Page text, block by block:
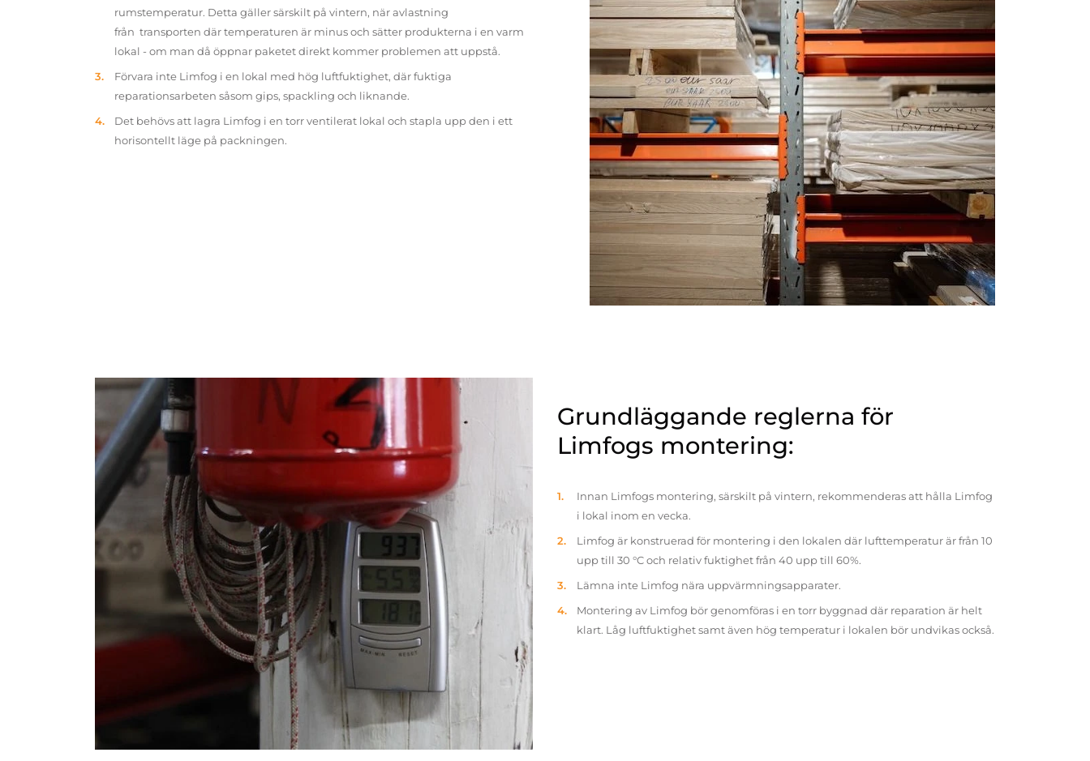
rumstemperatur. Detta gäller särskilt på vintern, när avlastning
från transporten där temperaturen är minus och sätter produkterna i en varm
lokal - om man då öppnar paketet direkt kommer problemen att uppstå.
Förvara inte Limfog i en lokal med hög luftfuktighet, där fuktiga
reparationsarbeten såsom gips, spackling och liknande.
Det behövs att lagra Limfog i en torr ventilerat lokal och stapla upp den i ett
horisontellt läge på packningen.
Grundläggande reglerna för
Limfogs montering:
Innan Limfogs montering, särskilt på vintern, rekommenderas att hålla Limfog
i lokal inom en vecka.
Limfog är konstruerad för montering i den lokalen där lufttemperatur är från 10
upp till 30 °C och relativ fuktighet från 40 upp till 60%.
Lämna inte Limfog nära uppvärmningsapparater.
Montering av Limfog bör genomföras i en torr byggnad där reparation är helt
klart. Låg luftfuktighet samt även hög temperatur i lokalen bör undvikas också.